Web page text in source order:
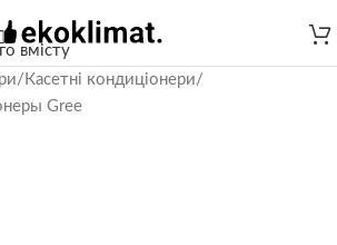
вмісту
/ Касетні кондиціонери/
Gree